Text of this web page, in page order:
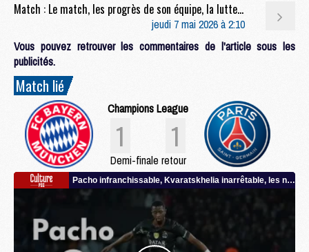
Match : Le match, les progrès de son équipe, la lutte, la finale, etc, la conf' complète de Luis Enrique après Bayern/PSG (1-1)
jeudi 7 mai 2026 à 2:10
Vous pouvez retrouver les commentaires de l'article sous les
publicités.
Match lié
Champions League
1 1
Demi-finale retour